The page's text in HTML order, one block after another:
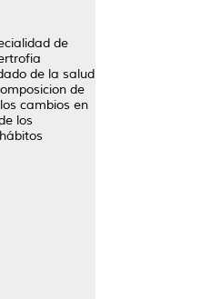
de
de la salud
de
cambios en
los